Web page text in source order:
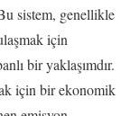
sistem, genellikle
için
bir yaklaşımdır.
için bir ekonomik